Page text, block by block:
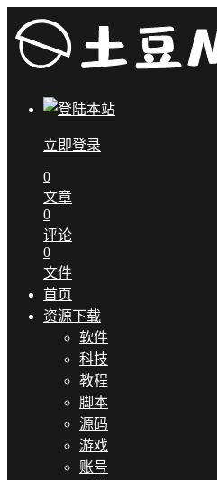
立即登录
0
文章
0
评论
0
文件
首页
资源下载
软件
科技
教程
脚本
源码
游戏
账号